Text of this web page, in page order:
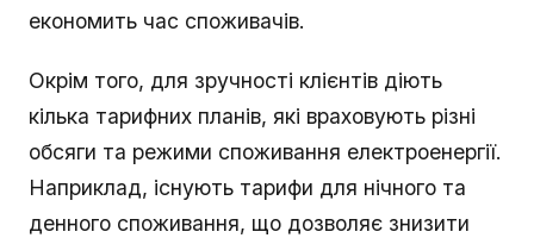
економить час споживачів.
Окрім того, для зручності клієнтів діють
кілька тарифних планів, які враховують різні
обсяги та режими споживання електроенергії.
Наприклад, існують тарифи для нічного та
денного споживання, що дозволяє знизити